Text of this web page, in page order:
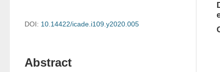
DOI: 10.14422/icade.i109.y2020.005
Abstract